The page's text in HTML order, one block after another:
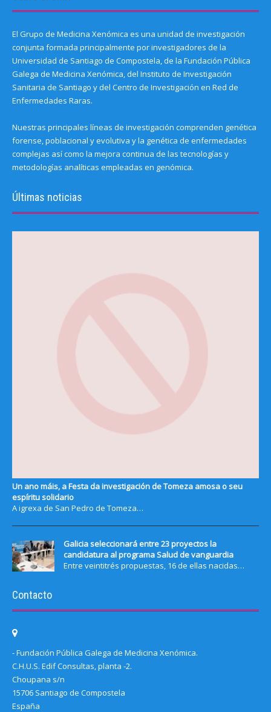
El Grupo de Medicina Xenómica es una unidad de investigación
conjunta formada principalmente por investigadores de la
Universidad de Santiago de Compostela, de la Fundación Pública
Galega de Medicina Xenómica, del Instituto de Investigación
Sanitaria de Santiago y del Centro de Investigación en Red de
Enfermedades Raras.
Nuestras principales líneas de investigación comprenden genética
forense, poblacional y evolutiva y la genética de enfermedades
complejas así como la mejora continua de las tecnologías y
metodologías analíticas empleadas en genómica.
Últimas noticias
Un ano máis, a Festa da investigación de Tomeza amosa o seu
espíritu solidario
A igrexa de San Pedro de Tomeza…
Galicia seleccionará entre 23 proyectos la
candidatura al programa Salud de vanguardia
Entre veintitrés propuestas, 16 de ellas nacidas…
Contacto
- Fundación Pública Galega de Medicina Xenómica.
C.H.U.S. Edif Consultas, planta -2.
Choupana s/n
15706 Santiago de Compostela
España